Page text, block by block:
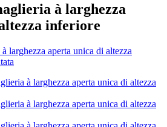
à larghezza
inferiore